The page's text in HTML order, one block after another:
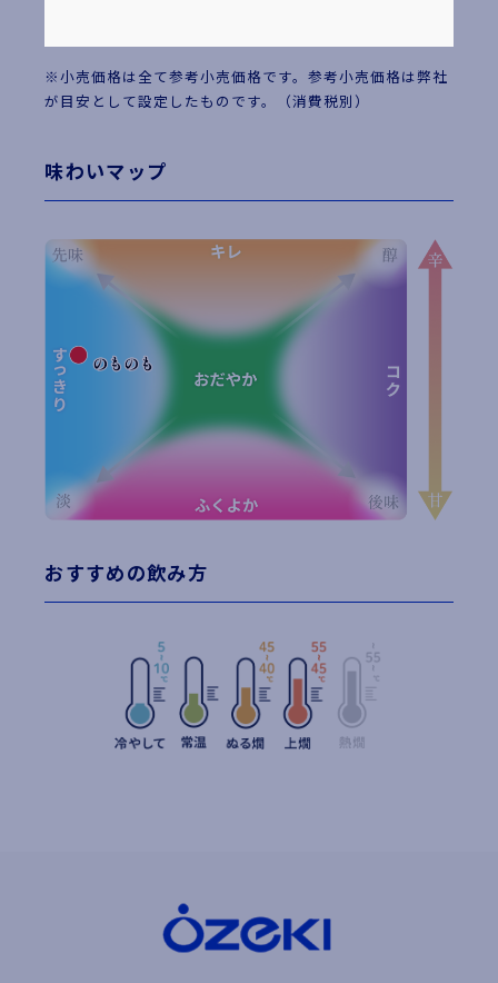
※小売価格は全て参考小売価格です。参考小売価格は弊社
が目安として設定したものです。（消費税別）
味わいマップ
おすすめの飲み方